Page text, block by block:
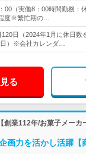
00（実働8：00時間勤務：
度※繁忙期の…
日（2024年1月に休日数
）※会社カレンダ…
る
創業112年/お菓子メーカ
画力を活かし活躍【